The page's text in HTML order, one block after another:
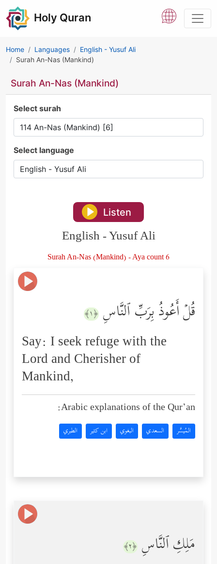
Holy Quran
Home Languages
English - Yusuf Ali
Surah An-Nas (Mankind)
Surah An-Nas (Mankind)
Select surah
Select language
Listen
English - Yusuf Ali
Surah An-Nas (Mankind) - Aya count 6
قُلۡ أَعُوذُ بِرَبِّ ٱلنَّاسِ ﴿١﴾
Say: I seek refuge with the
Lord and Cherisher of
Mankind,
Arabic explanations of the Qur’an:
المُيسَّر السعدي البغوي ابن كثير الطبري
مَلِكِ ٱلنَّاسِ ﴿٢﴾